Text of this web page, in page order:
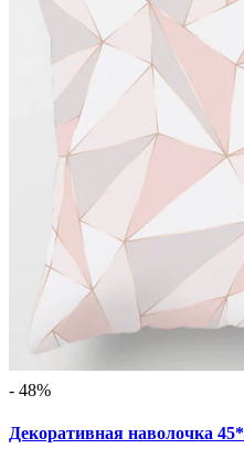
- 48%
Декоративная наволочка